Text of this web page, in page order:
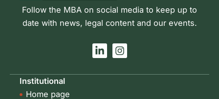
Follow the MBA on social media to keep up to
date with news, legal content and our events.
L
i
k
I
n
t
Institutional
Home page